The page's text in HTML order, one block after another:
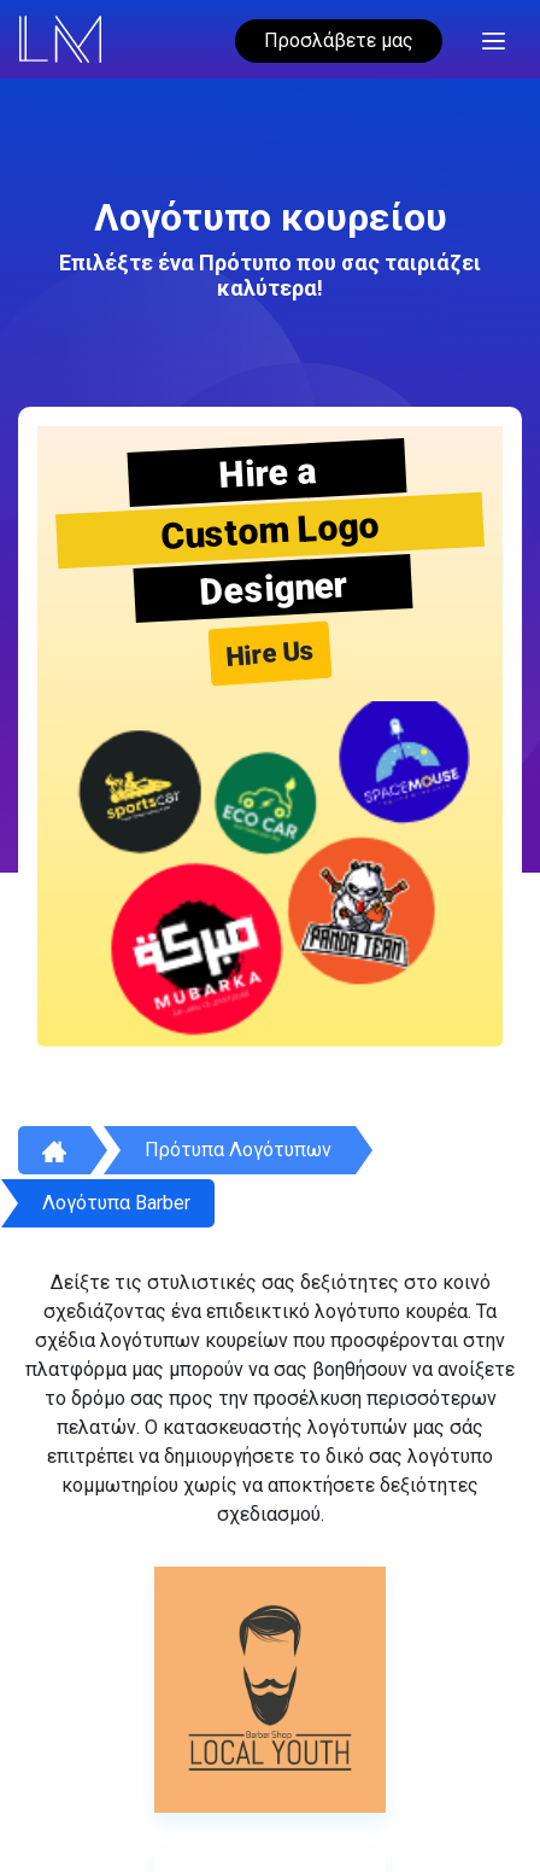
Προσλάβετε μας
Λογότυπο κουρείου
Επιλέξτε ένα Πρότυπο που σας ταιριάζει
καλύτερα!
Hire a
Custom Logo
Designer
Hire Us
Πρότυπα Λογότυπων
Λογότυπα Barber
Δείξτε τις στυλιστικές σας δεξιότητες στο κοινό
σχεδιάζοντας ένα επιδεικτικό λογότυπο κουρέα. Τα
σχέδια λογότυπων κουρείων που προσφέρονται στην
πλατφόρμα μας μπορούν να σας βοηθήσουν να ανοίξετε
το δρόμο σας προς την προσέλκυση περισσότερων
πελατών. Ο κατασκευαστής λογότυπών μας σάς
επιτρέπει να δημιουργήσετε το δικό σας λογότυπο
κομμωτηρίου χωρίς να αποκτήσετε δεξιότητες
σχεδιασμού.